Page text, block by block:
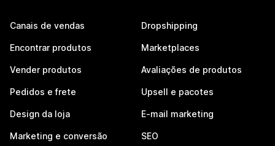
Canais de vendas
Encontrar produtos
Vender produtos
Pedidos e frete
Design da loja
Marketing e conversão
Dropshipping
Marketplaces
Avaliações de produtos
Upsell e pacotes
E-mail marketing
SEO